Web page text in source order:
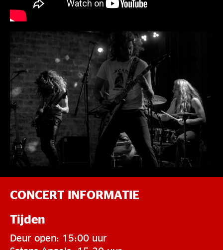
CONCERT INFORMATIE
Tijden
Deur open: 15:00 uur